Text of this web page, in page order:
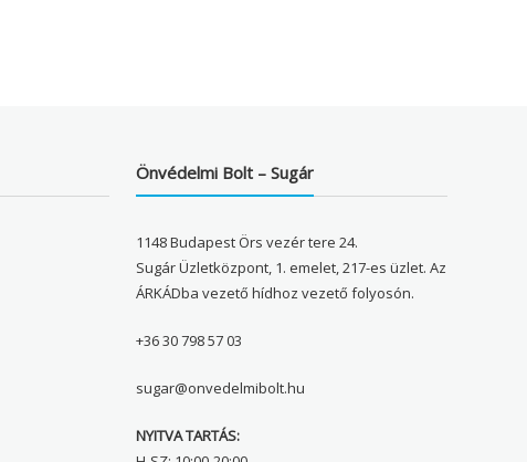
Önvédelmi Bolt – Sugár
1148 Budapest Örs vezér tere 24.
Sugár Üzletközpont, 1. emelet, 217-es üzlet. Az
ÁRKÁDba vezető hídhoz vezető folyosón.
+36 30 798 57 03
sugar@onvedelmibolt.hu
NYITVA TARTÁS: